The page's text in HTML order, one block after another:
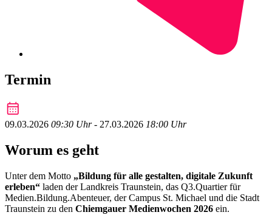
Termin
09.03.2026 09:30 Uhr ‐ 27.03.2026 18:00 Uhr
Worum es geht
Unter dem Motto „Bildung für alle gestalten, digitale Zukunft
erleben“ laden der Landkreis Traunstein, das Q3.Quartier für
Medien.Bildung.Abenteuer, der Campus St. Michael und die Stadt
Traunstein zu den Chiemgauer Medienwochen 2026 ein.